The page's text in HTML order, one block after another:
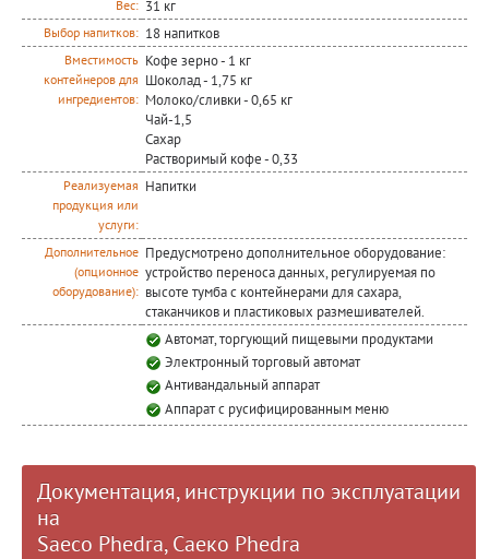
Вес: 31 кг
Выбор напитков: 18 напитков
Вместимость
контейнеров для
ингредиентов:
Кофе зерно - 1 кг
Шоколад - 1,75 кг
Молоко/сливки - 0,65 кг
Чай-1,5
Сахар
Растворимый кофе - 0,33
Реализуемая
продукция или
услуги:
Напитки
Дополнительное
(опционное
оборудование):
Предусмотрено дополнительное оборудование:
устройство переноса данных, регулируемая по
высоте тумба с контейнерами для сахара,
стаканчиков и пластиковых размешивателей.
Автомат, торгующий пищевыми продуктами
Электронный торговый автомат
Антивандальный аппарат
Аппарат с русифицированным меню
Документация, инструкции по эксплуатации
на
Saeco Phedra, Саеко Phedra